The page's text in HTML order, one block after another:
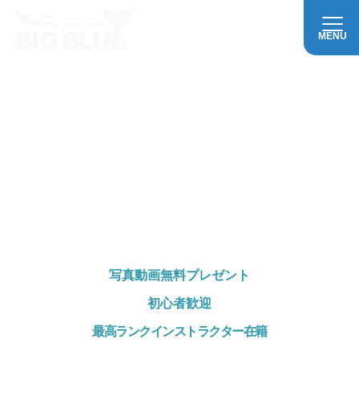
MENU
写真動画無料プレゼント
初心者歓迎
最高ランクインストラクター在籍